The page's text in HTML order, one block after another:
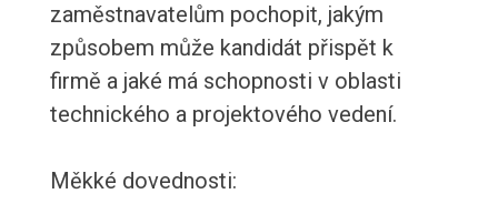
zaměstnavatelům pochopit, jakým
způsobem může kandidát přispět k
firmě a jaké má schopnosti v oblasti
technického a projektového vedení.
Měkké dovednosti: